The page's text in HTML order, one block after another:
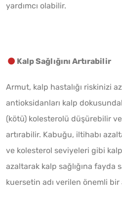
yardımcı olabilir.
Kalp Sağlığını Artırabilir
Armut, kalp hastalığı riskinizi
antioksidanları kalp
(kötü) kolesterolü düşürebilir
artırabilir. Kabuğu, iltihabı
ve kolesterol seviyeleri gibi
azaltarak kalp sağlığına fayda
kuersetin adı verilen önemli